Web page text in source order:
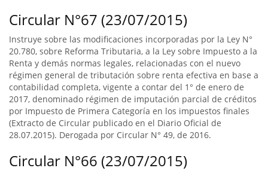
Circular N°67 (23/07/2015)
Instruye sobre las modificaciones incorporadas por la Ley N°
20.780, sobre Reforma Tributaria, a la Ley sobre Impuesto a la
Renta y demás normas legales, relacionadas con el nuevo
régimen general de tributación sobre renta efectiva en base a
contabilidad completa, vigente a contar del 1° de enero de
2017, denominado régimen de imputación parcial de créditos
por Impuesto de Primera Categoría en los impuestos finales
(Extracto de Circular publicado en el Diario Oficial de
28.07.2015). Derogada por Circular N° 49, de 2016.
Circular N°66 (23/07/2015)